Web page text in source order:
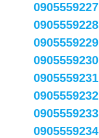
0905559227
0905559228
0905559229
0905559230
0905559231
0905559232
0905559233
0905559234